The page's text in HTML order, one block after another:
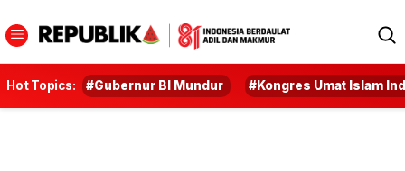
Hot Topics: #Gubernur BI Mundur #Kongres Umat Islam